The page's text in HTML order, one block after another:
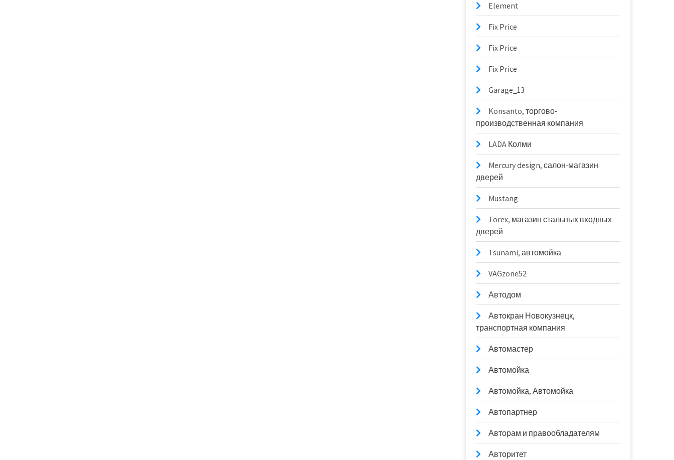
Element
Fix Price
Fix Price
Fix Price
Garage_13
Konsanto, торгово-
производственная компания
LADA Колми
Mercury design, салон-магазин
дверей
Mustang
Torex, магазин стальных входных
дверей
Tsunami, автомойка
VAGzone52
Автодом
Автокран Новокузнецк,
транспортная компания
Автомастер
Автомойка
Автомойка, Автомойка
Автопартнер
Авторам и правообладателям
Авторитет